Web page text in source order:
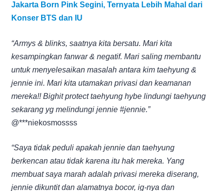
Jakarta Born Pink Segini, Ternyata Lebih Mahal dari
Konser BTS dan IU
“Armys & blinks, saatnya kita bersatu. Mari kita
kesampingkan fanwar & negatif. Mari saling membantu
untuk menyelesaikan masalah antara kim taehyung &
jennie ini. Mari kita utamakan privasi dan keamanan
mereka!! Bighit protect taehyung hybe lindungi taehyung
sekarang yg melindungi jennie #jennie.”
@***niekosmossss
“Saya tidak peduli apakah jennie dan taehyung
berkencan atau tidak karena itu hak mereka. Yang
membuat saya marah adalah privasi mereka diserang,
jennie dikuntit dan alamatnya bocor, ig-nya dan